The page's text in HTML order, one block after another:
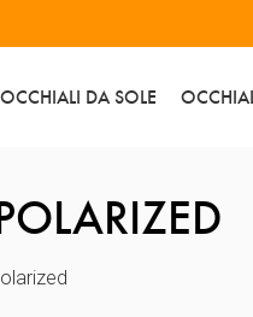
OCCHIALI DA SOLE